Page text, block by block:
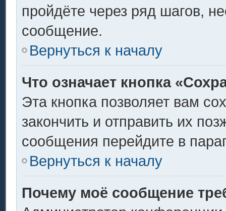
пройдёте через ряд шагов,
сообщение.
Вернуться к началу
Что означает кнопка
Эта кнопка позволяет вам
закончить и отправить их
сообщения перейдите в
Вернуться к началу
Почему моё сообщение